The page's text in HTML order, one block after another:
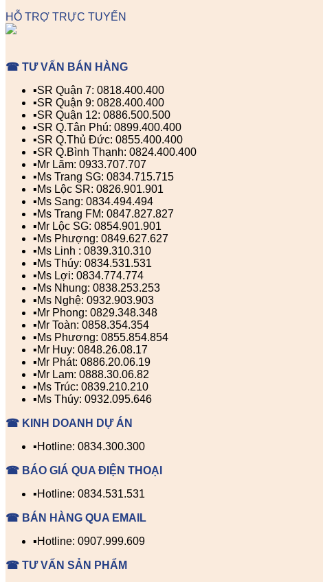
HỖ TRỢ TRỰC TUYẾN
☎ TƯ VẤN BÁN HÀNG
▪️SR Quận 7: 0818.400.400
▪️SR Quận 9: 0828.400.400
▪️SR Quận 12: 0886.500.500
▪️SR Q.Tân Phú: 0899.400.400
▪️SR Q.Thủ Đức: 0855.400.400
▪️SR Q.Bình Thạnh: 0824.400.400
▪️Mr Lãm: 0933.707.707
▪️Ms Trang SG: 0834.715.715
▪️Ms Lộc SR: 0826.901.901
▪️Ms Sang: 0834.494.494
▪️Ms Trang FM: 0847.827.827
▪️Mr Lộc SG: 0854.901.901
▪️Ms Phượng: 0849.627.627
▪️Ms Linh : 0839.310.310
▪️Ms Thúy: 0834.531.531
▪️Ms Lợi: 0834.774.774
▪️Ms Nhung: 0838.253.253
▪️Ms Nghệ: 0932.903.903
▪️Mr Phong: 0829.348.348
▪️Mr Toàn: 0858.354.354
▪️Ms Phương: 0855.854.854
▪️Mr Huy: 0848.26.08.17
▪️Mr Phát: 0886.20.06.19
▪️Mr Lam: 0888.30.06.82
▪️Ms Trúc: 0839.210.210
▪️Ms Thúy: 0932.095.646
☎ KINH DOANH DỰ ÁN
▪️Hotline: 0834.300.300
☎ BÁO GIÁ QUA ĐIỆN THOẠI
▪️Hotline: 0834.531.531
☎ BÁN HÀNG QUA EMAIL
▪️Hotline: 0907.999.609
☎ TƯ VẤN SẢN PHẨM